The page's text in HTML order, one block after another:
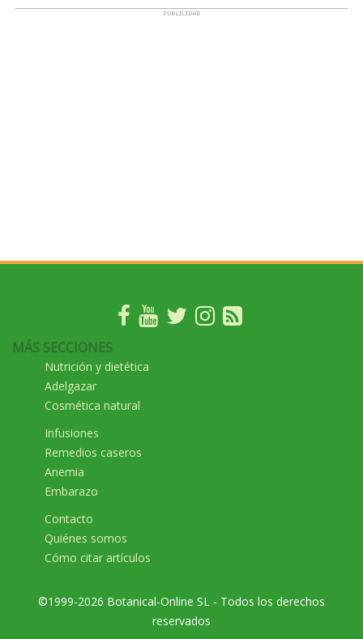
MÁS SECCIONES
Nutrición y dietética
Adelgazar
Cosmética natural
Infusiones
Remedios caseros
Anemia
Embarazo
Contacto
Quiénes somos
Cómo citar artículos
©1999-2026 Botanical-Online SL - Todos los derechos
reservados